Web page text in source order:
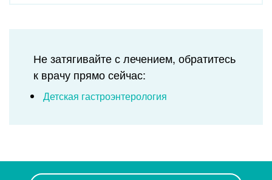
Не затягивайте с лечением, обратитесь
к врачу прямо сейчас:
Детская гастроэнтерология